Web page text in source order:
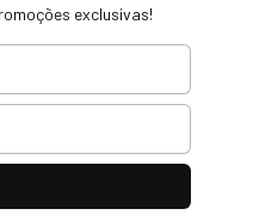
exclusivas!